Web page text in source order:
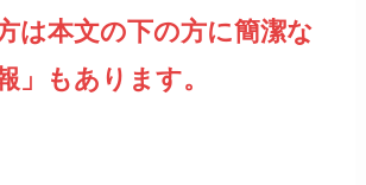
は本文の下の方に簡潔な
」もあります。